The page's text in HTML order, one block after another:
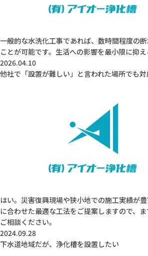
一般的な水洗化工事であれば、数時間程度の
ことが可能です。生活への影響を最小限に抑え
2026.04.10
他社で「設置が難しい」と言われた場所でも
はい。災害復興現場や狭小地での施工実績が
に合わせた最適な工法をご提案しますので、
ご相談ください。
2024.09.28
下水道地域だが、浄化槽を設置したい